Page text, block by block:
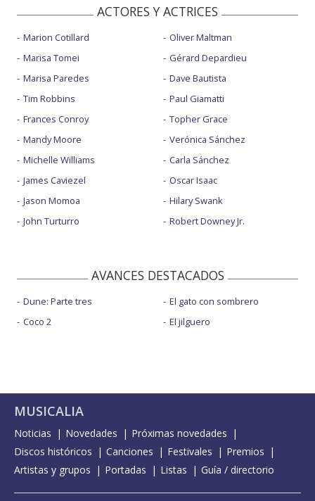
ACTORES Y ACTRICES
Marion Cotillard
Marisa Tomei
Marisa Paredes
Tim Robbins
Frances Conroy
Mandy Moore
Michelle Williams
James Caviezel
Jason Momoa
John Turturro
Oliver Maltman
Gérard Depardieu
Dave Bautista
Paul Giamatti
Topher Grace
Verónica Sánchez
Carla Sánchez
Oscar Isaac
Hilary Swank
Robert Downey Jr.
AVANCES DESTACADOS
Dune: Parte tres
Coco 2
El gato con sombrero
El jilguero
MUSICALIA
Noticias Novedades
Próximas novedades
Discos históricos
Canciones Festivales
Premios
Artistas y grupos
Portadas Listas Guía / directorio